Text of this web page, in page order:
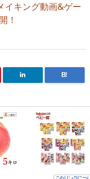
イキング動画&ゲー
！
B!